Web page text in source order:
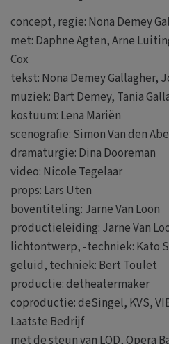
concept, regie: Nona Demey
met: Daphne Agten, Arne
Cox
tekst: Nona Demey Gallagher,
muziek: Bart Demey, Tania
kostuum: Lena Mariën
scenografie: Simon Van den
dramaturgie: Dina Dooreman
video: Nicole Tegelaar
props: Lars Uten
boventiteling: Jarne Van Loon
productieleiding: Jarne Van
lichtontwerp, -techniek: Kato
geluid, techniek: Bert Toulet
productie: detheatermaker
coproductie: deSingel, KVS,
Laatste Bedrijf